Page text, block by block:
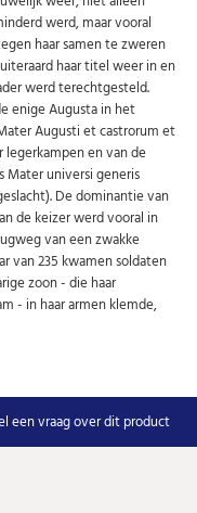
via de nieuwsbrief.
met derdenwerd, maar vooral
haar samen te zweren
haar titel weer in en
werd terechtgesteld.
enige Augusta in het
Augusti et castrorum et
legerkampen en van de
Mater universi generis
De dominantie van
de keizer werd vooral in
van een zwakke
van 235 kwamen soldaten
zoon - die haar
- in haar armen klemde,
een vraag over dit product